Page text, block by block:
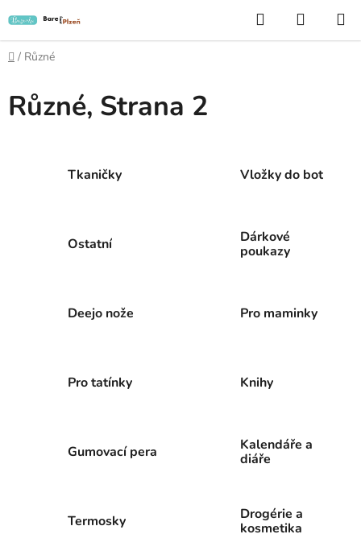
na
obsah
Hledat
KOŠÍK
Domů
/ Různé
Různé, Strana 2
Tkaničky Vložky do bot
Ostatní
Dárkové
poukazy
Deejo nože Pro maminky
Pro tatínky Knihy
Gumovací pera
Kalendáře a
diáře
Termosky
Drogérie a
kosmetika